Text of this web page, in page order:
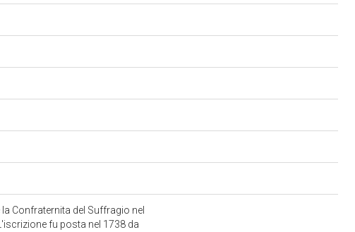
Confraternita del Suffragio nel
fu posta nel 1738 da